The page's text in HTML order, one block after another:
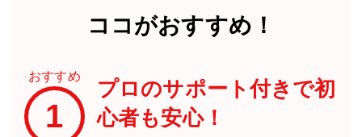
ココがおすすめ！
おすすめ
1
プロのサポート付きで初
心者も安心！